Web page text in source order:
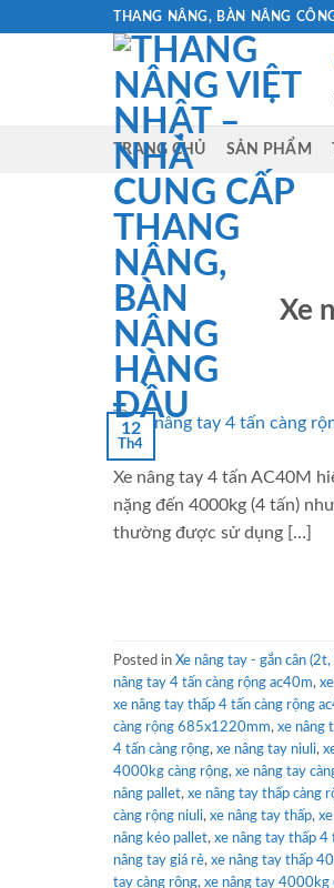
THANG NÂNG, BÀN NÂNG
TRANG CHỦ SẢN PHẨM
Xe
12
Th4
Xe nâng tay 4 tấn AC40M
nặng đến 4000kg (4 tấn)
thường được sử dụng […]
Posted in Xe nâng tay - gắn cân
nâng tay 4 tấn càng rộng ac40m,
xe nâng tay thấp 4 tấn càng rộng
càng rộng 685x1220mm, xe nâng
4 tấn càng rộng, xe nâng tay niuli,
4000kg càng rộng, xe nâng tay
nâng pallet, xe nâng tay thấp càng
càng rộng niuli, xe nâng tay thấp,
nâng kéo pallet, xe nâng tay thấp 4
nâng tay giá rẻ, xe nâng tay thấp
tay càng rộng, xe nâng tay 4000kg